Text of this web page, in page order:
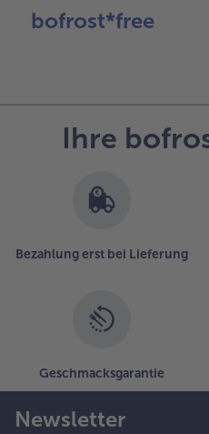
bofrost*free
Ihre
Bezahlung erst bei Lieferung
Geschmacksgarantie
Newsletter